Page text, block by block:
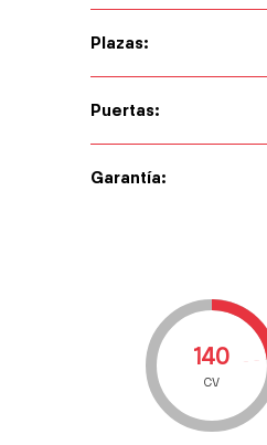
Plazas:
Puertas:
Garantía:
140
CV